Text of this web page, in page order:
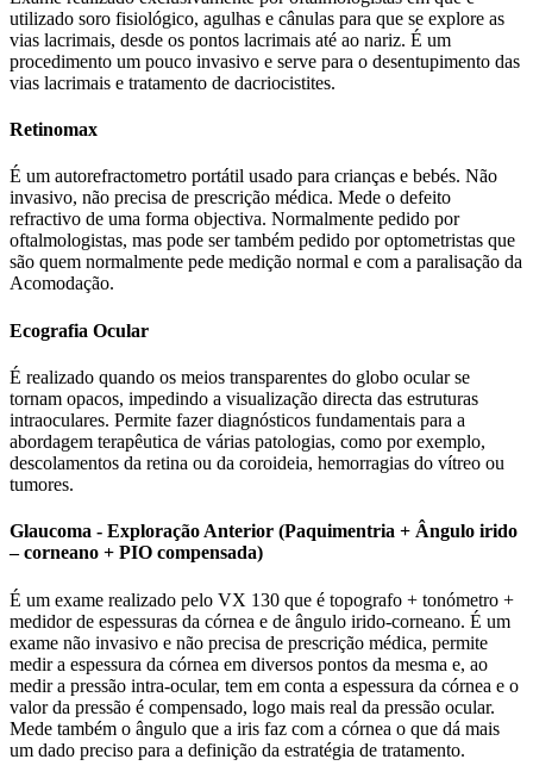
utilizado soro fisiológico, agulhas e cânulas para que se explore as
vias lacrimais, desde os pontos lacrimais até ao nariz. É um
procedimento um pouco invasivo e serve para o desentupimento das
vias lacrimais e tratamento de dacriocistites.
Retinomax
É um autorefractometro portátil usado para crianças e bebés. Não
invasivo, não precisa de prescrição médica. Mede o defeito
refractivo de uma forma objectiva. Normalmente pedido por
oftalmologistas, mas pode ser também pedido por optometristas que
são quem normalmente pede medição normal e com a paralisação da
Acomodação.
Ecografia Ocular
É realizado quando os meios transparentes do globo ocular se
tornam opacos, impedindo a visualização directa das estruturas
intraoculares. Permite fazer diagnósticos fundamentais para a
abordagem terapêutica de várias patologias, como por exemplo,
descolamentos da retina ou da coroideia, hemorragias do vítreo ou
tumores.
Glaucoma - Exploração Anterior (Paquimentria + Ângulo irido
– corneano + PIO compensada)
É um exame realizado pelo VX 130 que é topografo + tonómetro +
medidor de espessuras da córnea e de ângulo irido-corneano. É um
exame não invasivo e não precisa de prescrição médica, permite
medir a espessura da córnea em diversos pontos da mesma e, ao
medir a pressão intra-ocular, tem em conta a espessura da córnea e o
valor da pressão é compensado, logo mais real da pressão ocular.
Mede também o ângulo que a iris faz com a córnea o que dá mais
um dado preciso para a definição da estratégia de tratamento.